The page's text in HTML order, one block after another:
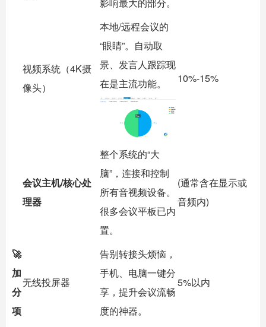
视频系统（4K摄
像头）
本地/远程会议的
“眼睛”。自动取
景、发言人跟踪现
在是主流功能。
10%-15%
会议主机/核心处
理器
整个系统的“大
脑”，连接和控制
所有音视频设备。
很多会议平板已内
置。
(通常含在显示或
音频内)
🚀
加
分
项
无线投屏器
告别转接头烦恼，
手机、电脑一键分
享，提升会议流畅
度的神器。
5%以内